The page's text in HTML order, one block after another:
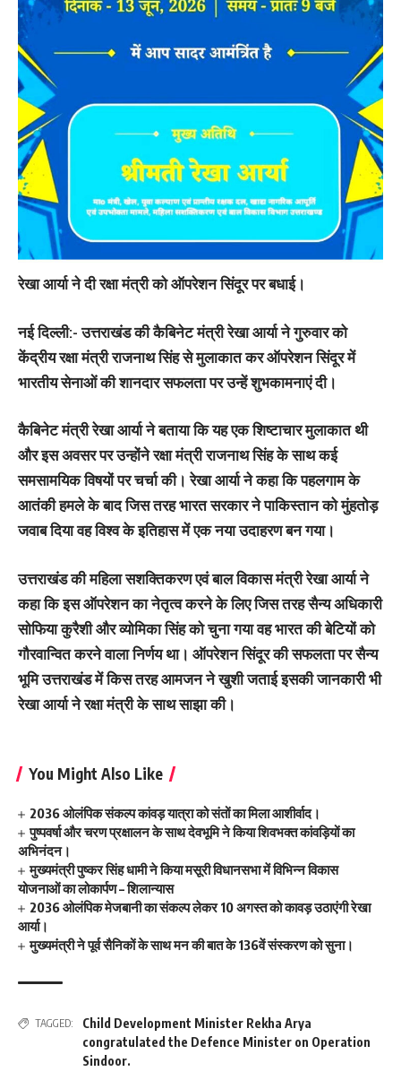
रेखा आर्या ने दी रक्षा मंत्री को ऑपरेशन सिंदूर पर बधाई।
नई दिल्ली:-उत्तराखंड की कैबिनेट मंत्री रेखा आर्या ने गुरुवार को
केंद्रीय रक्षा मंत्री राजनाथ सिंह से मुलाकात कर ऑपरेशन सिंदूर में
भारतीय सेनाओं की शानदार सफलता पर उन्हें शुभकामनाएं दी।
कैबिनेट मंत्री रेखा आर्या ने बताया कि यह एक शिष्टाचार मुलाकात थी
और इस अवसर पर उन्होंने रक्षा मंत्री राजनाथ सिंह के साथ कई
समसामयिक विषयों पर चर्चा की। रेखा आर्या ने कहा कि पहलगाम के
आतंकी हमले के बाद जिस तरह भारत सरकार ने पाकिस्तान को मुंहतोड़
जवाब दिया वह विश्व के इतिहास में एक नया उदाहरण बन गया।
उत्तराखंड की महिला सशक्तिकरण एवं बाल विकास मंत्री रेखा आर्या ने
कहा कि इस ऑपरेशन का नेतृत्व करने के लिए जिस तरह सैन्य अधिकारी
सोफिया कुरैशी और व्योमिका सिंह को चुना गया वह भारत की बेटियों को
गौरवान्वित करने वाला निर्णय था। ऑपरेशन सिंदूर की सफलता पर सैन्य
भूमि उत्तराखंड में किस तरह आमजन ने खुशी जताई इसकी जानकारी भी
रेखा आर्या ने रक्षा मंत्री के साथ साझा की।
You Might Also Like
2036 ओलंपिक संकल्प कांवड़ यात्रा को संतों का मिला आशीर्वाद।
पुष्पवर्षा और चरण प्रक्षालन के साथ देवभूमि ने किया शिवभक्त कांवड़ियों का
अभिनंदन।
मुख्यमंत्री पुष्कर सिंह धामी ने किया मसूरी विधानसभा में विभिन्न विकास
योजनाओं का लोकार्पण – शिलान्यास
2036 ओलंपिक मेजबानी का संकल्प लेकर 10 अगस्त को कावड़ उठाएंगी रेखा
आर्या।
मुख्यमंत्री ने पूर्व सैनिकों के साथ मन की बात के 136वें संस्करण को सुना।
TAGGED:
Child Development Minister Rekha Arya
congratulated the Defence Minister on Operation
Sindoor.